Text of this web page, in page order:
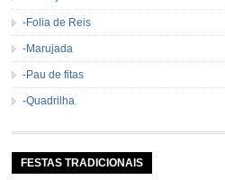
-Folia de Reis
-Marujada
-Pau de fitas
-Quadrilha
FESTAS TRADICIONAIS